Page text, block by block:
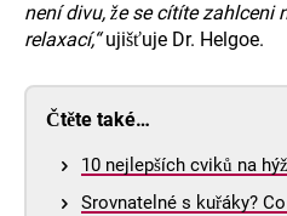
není divu, že se cítíte zahlceni
relaxací,“ujišťuje Dr. Helgoe.
Čtěte také…
10 nejlepších cviků na
Srovnatelné s kuřáky?